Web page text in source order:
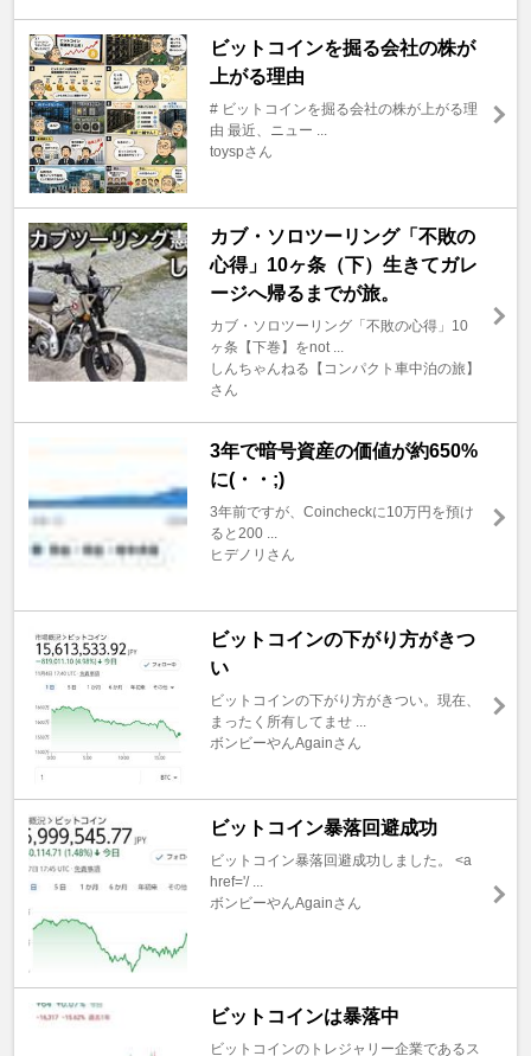
ビットコインを掘る会社の株が
上がる理由
# ビットコインを掘る会社の株が上がる理
由 最近、ニュー ...
toyspさん
カブ・ソロツーリング「不敗の
心得」10ヶ条（下）生きてガレ
ージへ帰るまでが旅。
カブ・ソロツーリング「不敗の心得」10
ヶ条【下巻】をnot ...
しんちゃんねる【コンパクト車中泊の旅】
さん
3年で暗号資産の価値が約650%
に(・・;)
3年前ですが、Coincheckに10万円を預け
ると200 ...
ヒデノリさん
ビットコインの下がり方がきつ
い
ビットコインの下がり方がきつい。現在、
まったく所有してませ ...
ボンビーやんAgainさん
ビットコイン暴落回避成功
ビットコイン暴落回避成功しました。 <a
href='/ ...
ボンビーやんAgainさん
ビットコインは暴落中
ビットコインのトレジャリー企業であるス